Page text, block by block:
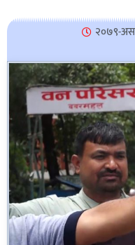
२०७९-